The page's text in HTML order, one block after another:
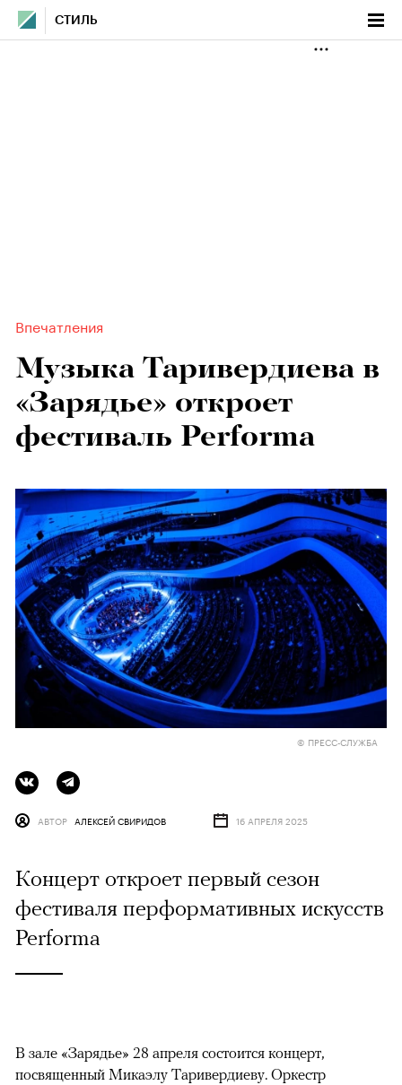
СТИЛЬ
Впечатления
Музыка Таривердиева в
«Зарядье» откроет
фестиваль Performa
© ПРЕСС-СЛУЖБА
АВТОР АЛЕКСЕЙ СВИРИДОВ 16 АПРЕЛЯ 2025
Концерт откроет первый сезон
фестиваля перформативных искусств
Performa
В зале «Зарядье» 28 апреля состоится концерт,
посвященный Микаэлу Таривердиеву. Оркестр